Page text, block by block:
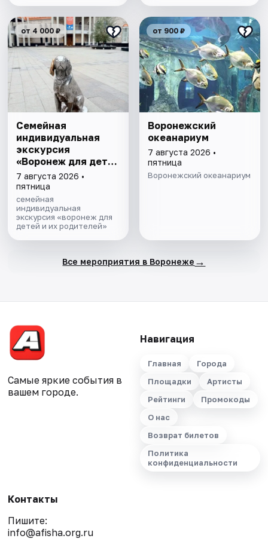
от 4 000 ₽
Семейная
индивидуальная
экскурсия
«Воронеж для детей
и их родителей»
7 августа 2026 •
пятница
семейная
индивидуальная
экскурсия «воронеж для
детей и их родителей»
от 900 ₽
Воронежский
океанариум
7 августа 2026 •
пятница
Воронежский океанариум
Все мероприятия в Воронеже →
Самые яркие события в
вашем городе.
Навигация
Главная
Города
Площадки
Артисты
Рейтинги
Промокоды
О нас
Возврат билетов
Политика
конфиденциальности
Контакты
Пишите:
info@afisha.org.ru